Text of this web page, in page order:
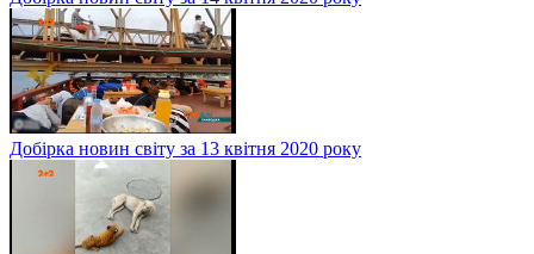
Добірка новин світу за 13 квітня 2020 року